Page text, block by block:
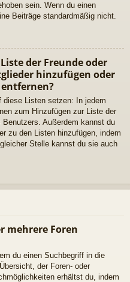
sein. Wenn du einen
Beiträge standardmäßig nicht.
der Freunde oder
hinzufügen oder
diese Listen setzen: In jedem
zum Hinzufügen zur Liste der
Benutzers. Außerdem kannst du
zu den Listen hinzufügen, indem
Stelle kannst du sie auch
mehrere Foren
du einen Suchbegriff in die
der Foren- oder
erhältst du, indem